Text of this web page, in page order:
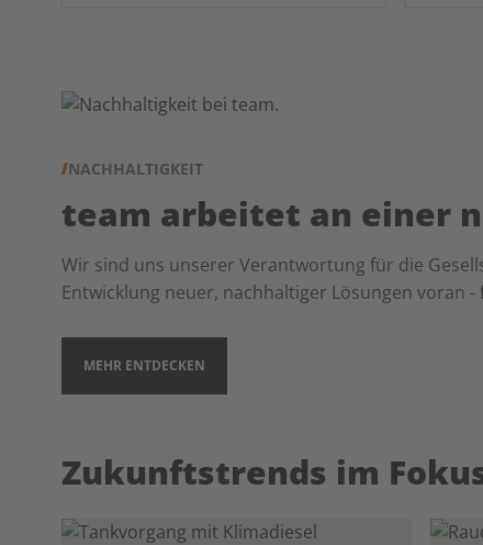
NACHHALTIGKEIT
team arbeitet an einer
Wir sind uns unserer Verantwortung für die
Entwicklung neuer, nachhaltiger Lösungen voran
MEHR ENTDECKEN
Zukunftstrends im